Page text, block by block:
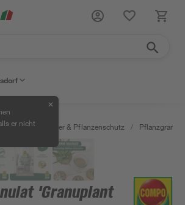
er nicht
✕
/ Erden, Dünger & Pflanzenschutz /
'Granuplant